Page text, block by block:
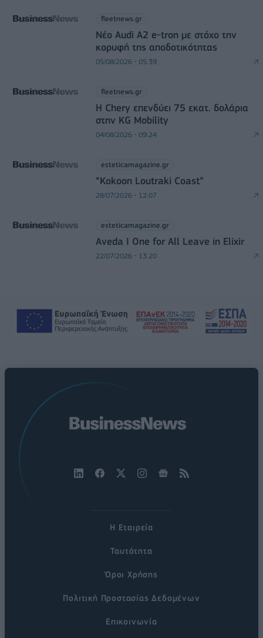
fleetnews.gr
Νέο Audi A2 e-tron με στόχο την
κορυφή της αποδοτικότητας
05/08/2026 - 05:39
fleetnews.gr
Η Chery επενδύει 75 εκατ. δολάρια
στην KG Mobility
04/08/2026 - 09:24
esteticamagazine.gr
“Kokoon Loutraki Coast”
28/07/2026 - 12:07
esteticamagazine.gr
Aveda I One for All Leave in Elixir
22/07/2026 - 13:20
Η Εταιρεία
Ταυτότητα
Όροι Χρήσης
Πολιτική Προστασίας Δεδομένων
Επικοινωνία